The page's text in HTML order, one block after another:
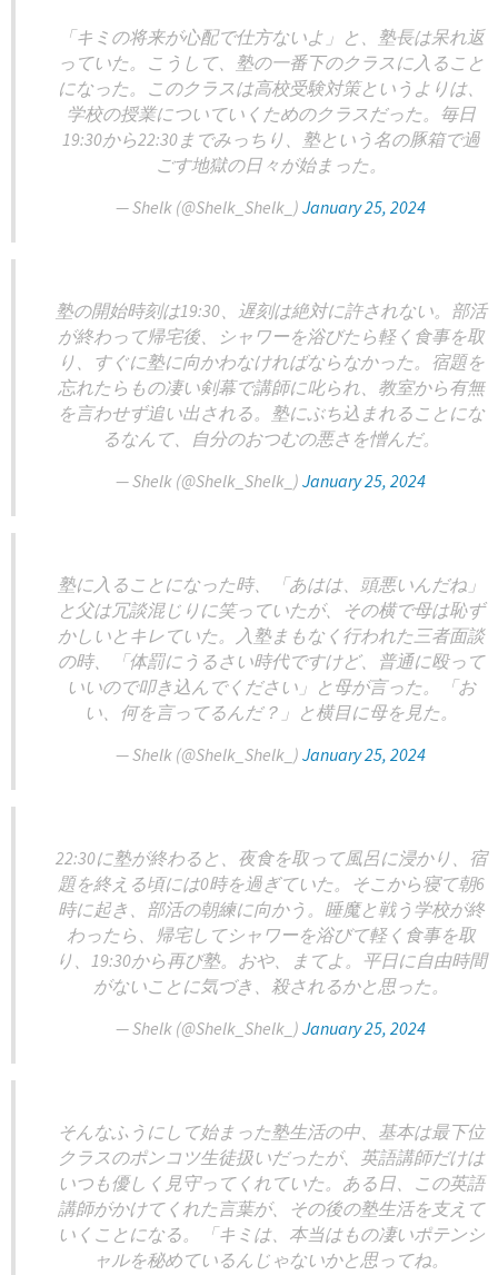
「キミの将来が心配で仕方ないよ」と、塾長は呆れ返
っていた。こうして、塾の一番下のクラスに入ること
になった。このクラスは高校受験対策というよりは、
学校の授業についていくためのクラスだった。毎日
19:30から22:30までみっちり、塾という名の豚箱で過
ごす地獄の日々が始まった。
— Shelk (@Shelk_Shelk_) January 25, 2024
塾の開始時刻は19:30、遅刻は絶対に許されない。部活
が終わって帰宅後、シャワーを浴びたら軽く食事を取
り、すぐに塾に向かわなければならなかった。宿題を
忘れたらもの凄い剣幕で講師に叱られ、教室から有無
を言わせず追い出される。塾にぶち込まれることにな
るなんて、自分のおつむの悪さを憎んだ。
— Shelk (@Shelk_Shelk_) January 25, 2024
塾に入ることになった時、「あはは、頭悪いんだね」
と父は冗談混じりに笑っていたが、その横で母は恥ず
かしいとキレていた。入塾まもなく行われた三者面談
の時、「体罰にうるさい時代ですけど、普通に殴って
いいので叩き込んでください」と母が言った。「お
い、何を言ってるんだ？」と横目に母を見た。
— Shelk (@Shelk_Shelk_) January 25, 2024
22:30に塾が終わると、夜食を取って風呂に浸かり、宿
題を終える頃には0時を過ぎていた。そこから寝て朝6
時に起き、部活の朝練に向かう。睡魔と戦う学校が終
わったら、帰宅してシャワーを浴びて軽く食事を取
り、19:30から再び塾。おや、まてよ。平日に自由時間
がないことに気づき、殺されるかと思った。
— Shelk (@Shelk_Shelk_) January 25, 2024
そんなふうにして始まった塾生活の中、基本は最下位
クラスのポンコツ生徒扱いだったが、英語講師だけは
いつも優しく見守ってくれていた。ある日、この英語
講師がかけてくれた言葉が、その後の塾生活を支えて
いくことになる。「キミは、本当はもの凄いポテンシ
ャルを秘めているんじゃないかと思ってね。